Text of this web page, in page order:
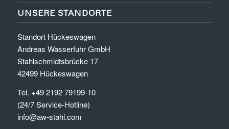
UNSERE STANDORTE
Standort Hückeswagen
Andreas Wasserfuhr GmbH
Stahlschmidtsbrücke 17
42499 Hückeswagen
Tel. +49 2192 79199-10
(24/7 Service-Hotline)
info@aw-stahl.com